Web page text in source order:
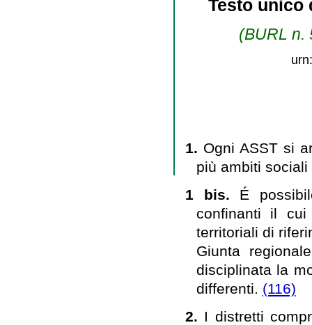
Testo unico
(BURL n.
1. Ogni ASST si
più ambiti
1 bis. É
confinanti il
territoriali di
Giunta
disciplinata la
differenti. (116)
2. I distretti